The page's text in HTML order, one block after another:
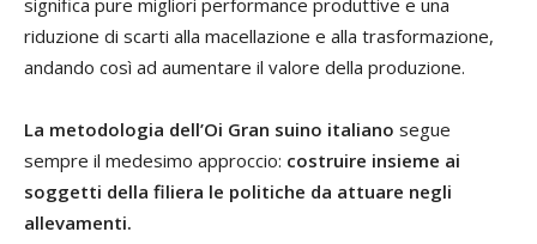
riduzione di scarti alla macellazione e alla trasformazione,
andando così ad aumentare il valore della produzione.
La metodologia dell’Oi Gran suino italiano segue
sempre il medesimo approccio: costruire insieme ai
soggetti della filiera le politiche da attuare negli
allevamenti.